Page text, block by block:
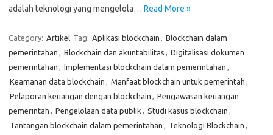
adalah teknologi yang mengelola… Read More »
Category: Artikel Tag: Aplikasi blockchain , Blockchain dalam
pemerintahan , Blockchain dan akuntabilitas , Digitalisasi dokumen
pemerintahan , Implementasi blockchain dalam pemerintahan ,
Keamanan data blockchain , Manfaat blockchain untuk pemerintah ,
Pelaporan keuangan dengan blockchain , Pengawasan keuangan
pemerintah , Pengelolaan data publik , Studi kasus blockchain ,
Tantangan blockchain dalam pemerintahan , Teknologi Blockchain ,